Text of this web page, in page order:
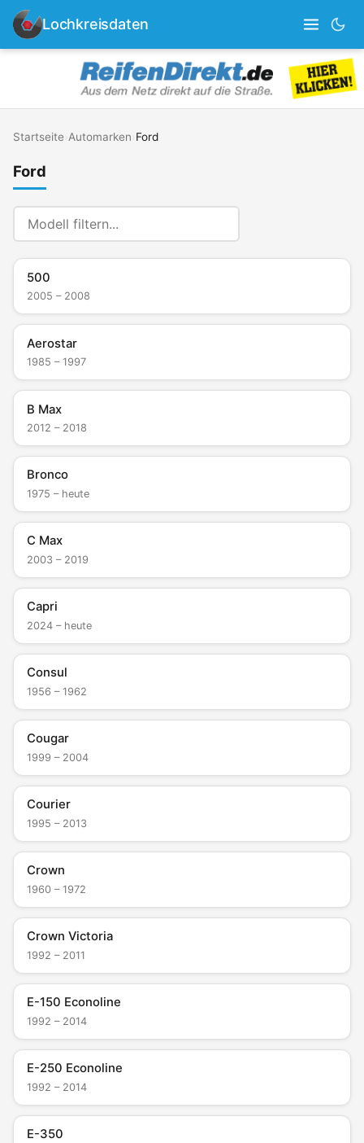
Lochkreisdaten
Startseite Automarken Ford
Ford
500
2005 – 2008
Aerostar
1985 – 1997
B Max
2012 – 2018
Bronco
1975 – heute
C Max
2003 – 2019
Capri
2024 – heute
Consul
1956 – 1962
Cougar
1999 – 2004
Courier
1995 – 2013
Crown
1960 – 1972
Crown Victoria
1992 – 2011
E-150 Econoline
1992 – 2014
E-250 Econoline
1992 – 2014
E-350